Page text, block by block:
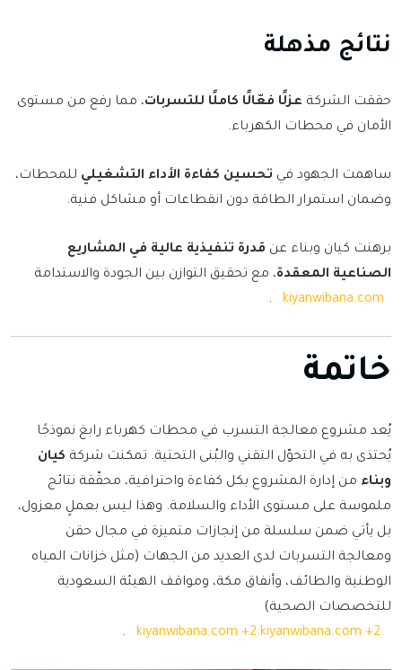
نتائج مذهلة
حققت الشركة عزلًا فعّالًا كاملًا للتسربات، مما رفع من مستوى
الأمان في محطات الكهرباء.
ساهمت الجهود في تحسين كفاءة الأداء التشغيلي للمحطات،
وضمان استمرار الطاقة دون انقطاعات أو مشاكل فنية.
برهنت كيان وبناء عن قدرة تنفيذية عالية في المشاريع
الصناعية المعقدة، مع تحقيق التوازن بين الجودة والاستدامة
kiyanwibana.com
.
خاتمة
يُعد مشروع معالجة التسرب في محطات كهرباء رابغ نموذجًا
يُحتذى به في التحوّل التقني والبُنى التحتية. تمكنت شركة كيان
وبناء من إدارة المشروع بكل كفاءة واحترافية، محقّقة نتائج
ملموسة على مستوى الأداء والسلامة. وهذا ليس بعملٍ معزول،
بل يأتي ضمن سلسلة من إنجازات متميزة في مجال حقن
ومعالجة التسربات لدى العديد من الجهات (مثل خزانات المياه
الوطنية والطائف، وأنفاق مكة، ومواقف الهيئة السعودية
للتخصصات الصحية)
kiyanwibana.com +2 kiyanwibana.com +2
.